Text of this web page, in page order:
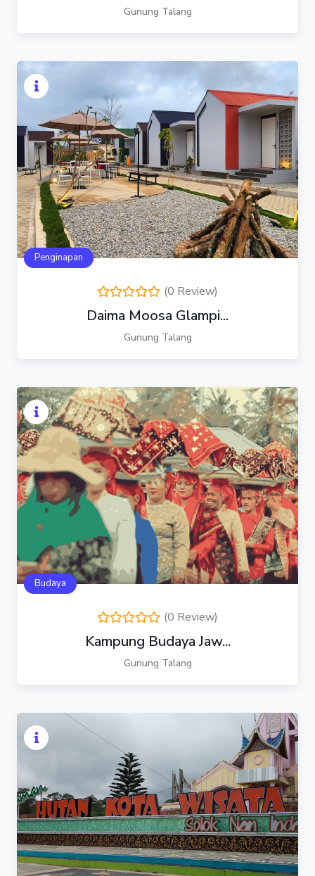
Gunung Talang
Penginapan
(0 Review)
Daima Moosa Glampi...
Gunung Talang
Budaya
(0 Review)
Kampung Budaya Jaw...
Gunung Talang